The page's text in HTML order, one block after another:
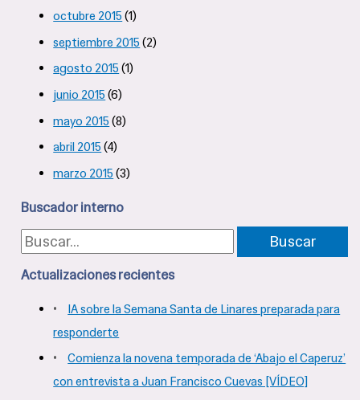
octubre 2015 (1)
septiembre 2015 (2)
agosto 2015 (1)
junio 2015 (6)
mayo 2015 (8)
abril 2015 (4)
marzo 2015 (3)
Buscador interno
B
u
Actualizaciones recientes
IA sobre la Semana Santa de Linares preparada para
responderte
Comienza la novena temporada de ‘Abajo el Caperuz’
con entrevista a Juan Francisco Cuevas [VÍDEO]